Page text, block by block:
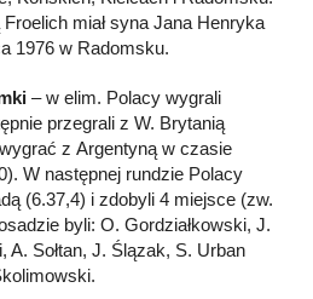
miał syna Jana Henryka
1976 w Radomsku.
– w elim. Polacy wygrali
przegrali z W. Brytanią
z Argentyną w czasie
W następnej rundzie Polacy
(6.37,4) i zdobyli 4 miejsce (zw.
byli: O. Gordziałkowski, J.
Sołtan, J. Ślązak, S. Urban